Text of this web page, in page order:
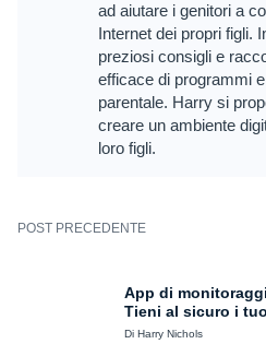
ad aiutare i genitori a
Internet dei propri figli.
preziosi consigli e
efficace di programmi
parentale. Harry si
creare un ambiente
loro figli.
POST PRECEDENTE
App di
Tieni al sicuro i
Di Harry Nichols